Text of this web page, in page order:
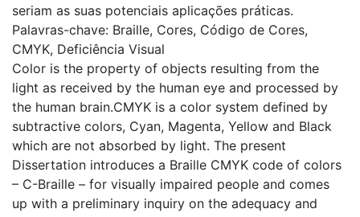
seriam as suas potenciais aplicações práticas.
Palavras-chave: Braille, Cores, Código de Cores,
CMYK, Deficiência Visual
Color is the property of objects resulting from the
light as received by the human eye and processed by
the human brain.CMYK is a color system defined by
subtractive colors, Cyan, Magenta, Yellow and Black
which are not absorbed by light. The present
Dissertation introduces a Braille CMYK code of colors
– C-Braille – for visually impaired people and comes
up with a preliminary inquiry on the adequacy and